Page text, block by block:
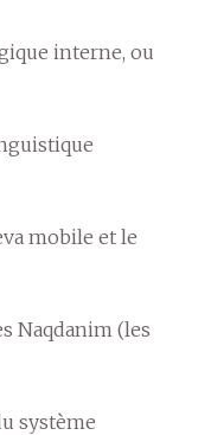
interne, ou
mobile et le
Naqdanim (les
système